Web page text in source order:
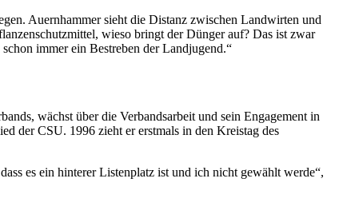
Auernhammer sieht die Distanz zwischen Landwirten und
wieso bringt der Dünger auf? Das ist zwar
immer ein Bestreben der Landjugend.“
wächst über die Verbandsarbeit und sein Engagement in
der CSU. 1996 zieht er erstmals in den Kreistag des
es ein hinterer Listenplatz ist und ich nicht gewählt werde“,